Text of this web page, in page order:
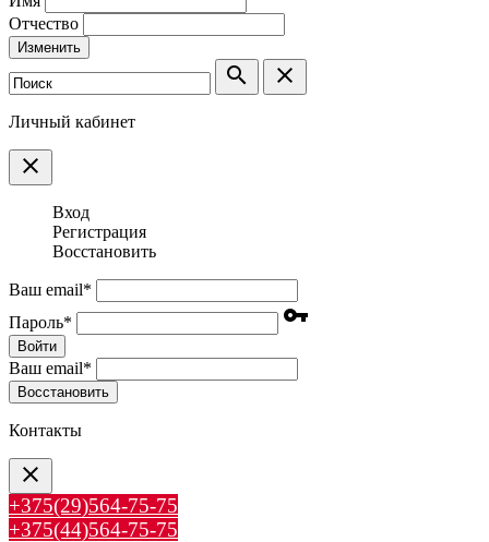
Отчество
Изменить
search clear
Личный кабинет
clear
Вход
Регистрация
Восстановить
Ваш email*
Пароль* vpn_key
Войти
Ваш email*
Воcстановить
Контакты
clear
+375(29)564-75-75
+375(44)564-75-75